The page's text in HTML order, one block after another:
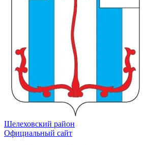
Шелеховский район
Официальный сайт